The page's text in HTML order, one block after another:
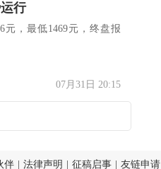
行
元，最低1469元，终盘报
07月31日 20:15
伴 法律声明 征稿启事 友链申请